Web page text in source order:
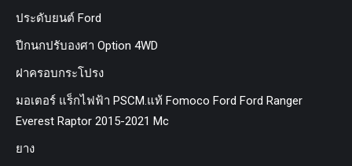
ประดับยนต์ Ford
ปีกนกปรับองศา Option 4WD
ฝาครอบกระโปรง
มอเตอร์ แร็กไฟฟ้า PSCM.แท้ Fomoco Ford Ford Ranger
Everest Raptor 2015-2021 Mc
ยาง